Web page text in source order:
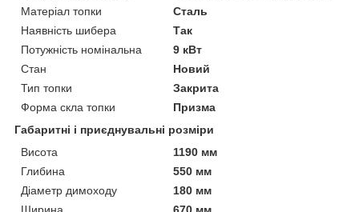
Матеріал топки
Сталь
Наявність шибера
Так
Потужність номінальна
9 кВт
Стан
Новий
Тип топки
Закрита
Форма скла топки
Призма
Габаритні і приєднувальні розміри
Висота
1190 мм
Глибина
550 мм
Діаметр димоходу
180 мм